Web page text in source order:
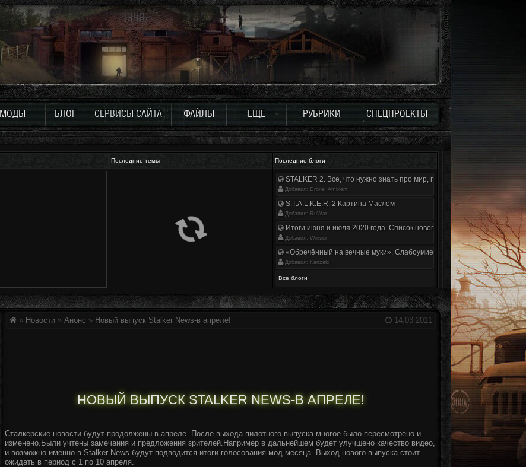
МОДЫ БЛОГ СЕРВИСЫ САЙТА ФАЙЛЫ ЕЩЕ РУБРИКИ СПЕЦПРОЕКТЫ
Последние темы Последние блоги
STALKER 2. Все, что нужно знать про мир, геймплей и сюжет | Разбор
Добавил: Drone_Ambient
S.T.A.L.K.E.R. 2 Картина Маслом
Добавил: RuWar
Итоги июня и июля 2020 года. Список нововведений
Добавил: Winsor
«Обречённый на вечные муки». Слабоумие и отвага
Добавил: Kanzaki
Все блоги
14.03.2011
» Новости » Анонс » Новый выпуск Stalker News-в апреле!
НОВЫЙ ВЫПУСК STALKER NEWS-В АПРЕЛЕ!
Сталкерские новости будут продолжены в апреле. После выхода пилотного выпуска многое было пересмотрено и
изменено.Были учтены замечания и предложения зрителей.Например в дальнейшем будет улучшено качество видео,
и возможно именно в Stalker News будут подводится итоги голосования мод месяца. Выход нового выпуска стоит
ожидать в период с 1 по 10 апреля.